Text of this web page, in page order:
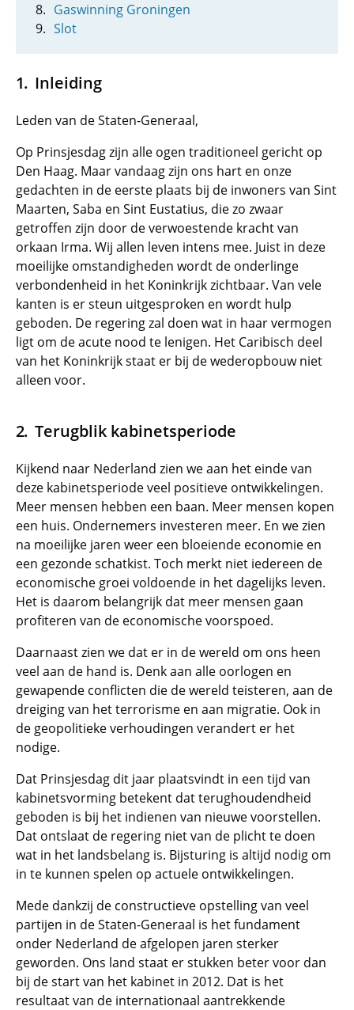
Gaswinning Groningen
Slot
Inleiding
Leden van de Staten-Generaal,
Op Prinsjesdag zijn alle ogen traditioneel gericht op
Den Haag. Maar vandaag zijn ons hart en onze
gedachten in de eerste plaats bij de inwoners van Sint
Maarten, Saba en Sint Eustatius, die zo zwaar
getroffen zijn door de verwoestende kracht van
orkaan Irma. Wij allen leven intens mee. Juist in deze
moeilijke omstandigheden wordt de onderlinge
verbondenheid in het Koninkrijk zichtbaar. Van vele
kanten is er steun uitgesproken en wordt hulp
geboden. De regering zal doen wat in haar vermogen
ligt om de acute nood te lenigen. Het Caribisch deel
van het Koninkrijk staat er bij de wederopbouw niet
alleen voor.
Terugblik kabinetsperiode
Kijkend naar Nederland zien we aan het einde van
deze kabinetsperiode veel positieve ontwikkelingen.
Meer mensen hebben een baan. Meer mensen kopen
een huis. Ondernemers investeren meer. En we zien
na moeilijke jaren weer een bloeiende economie en
een gezonde schatkist. Toch merkt niet iedereen de
economische groei voldoende in het dagelijks leven.
Het is daarom belangrijk dat meer mensen gaan
profiteren van de economische voorspoed.
Daarnaast zien we dat er in de wereld om ons heen
veel aan de hand is. Denk aan alle oorlogen en
gewapende conflicten die de wereld teisteren, aan de
dreiging van het terrorisme en aan migratie. Ook in
de geopolitieke verhoudingen verandert er het
nodige.
Dat Prinsjesdag dit jaar plaatsvindt in een tijd van
kabinetsvorming betekent dat terughoudendheid
geboden is bij het indienen van nieuwe voorstellen.
Dat ontslaat de regering niet van de plicht te doen
wat in het landsbelang is. Bijsturing is altijd nodig om
in te kunnen spelen op actuele ontwikkelingen.
Mede dankzij de constructieve opstelling van veel
partijen in de Staten-Generaal is het fundament
onder Nederland de afgelopen jaren sterker
geworden. Ons land staat er stukken beter voor dan
bij de start van het kabinet in 2012. Dat is het
resultaat van de internationaal aantrekkende